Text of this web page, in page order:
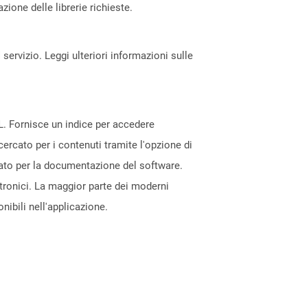
delle librerie richieste.
servizio. Leggi ulteriori informazioni sulle
Fornisce un indice per accedere
per i contenuti tramite l'opzione di
per la documentazione del software.
La maggior parte dei moderni
nell'applicazione.